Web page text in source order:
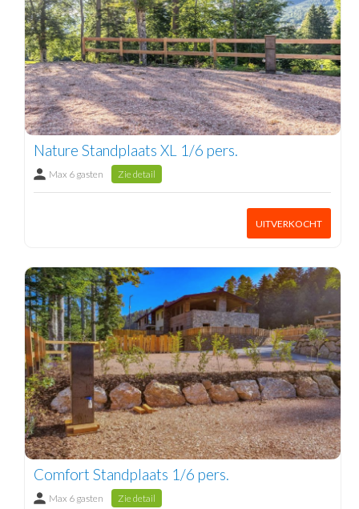
Nature Standplaats XL 1/6 pers.
Max 6 gasten Zie detail
UITVERKOCHT
Comfort Standplaats 1/6 pers.
Max 6 gasten Zie detail